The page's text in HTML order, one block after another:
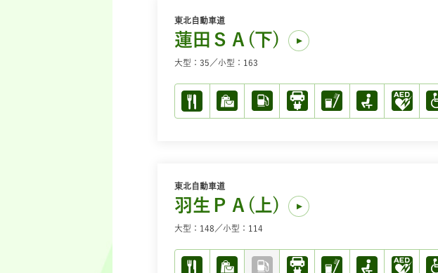
東北自動車道
蓮田ＳＡ(下)
大型：35／小型：163
東北自動車道
羽生ＰＡ(上)
大型：148／小型：114